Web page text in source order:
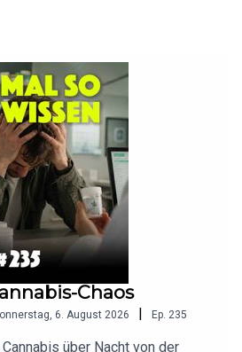
wird mal eben unbefristet erhöht,
vorenthalten und die
von der Hausärztin und dem
Apotheke werden huldvoll zum
GKV-System erklärt.
Anfang vom Ende unseres
Es wird ehrlich, es wird NUR MAL
Chaos
6. August 2026 | Ep. 235
über Nacht von der